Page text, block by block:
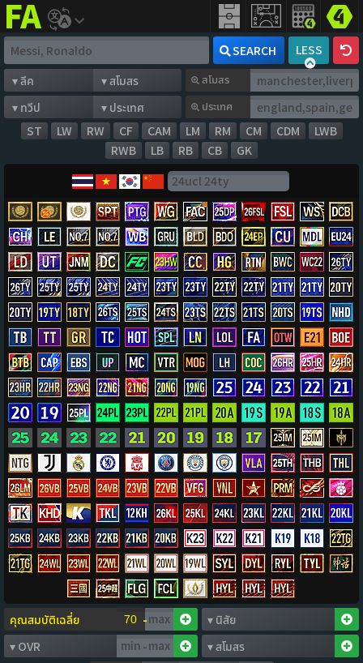
FIFAaddict SEARCH LESS
สโมสร
ประเทศ
ST LW RW CF CAM LM RM CM CDM
LWB
RWB
LB RB CB GK
-
-